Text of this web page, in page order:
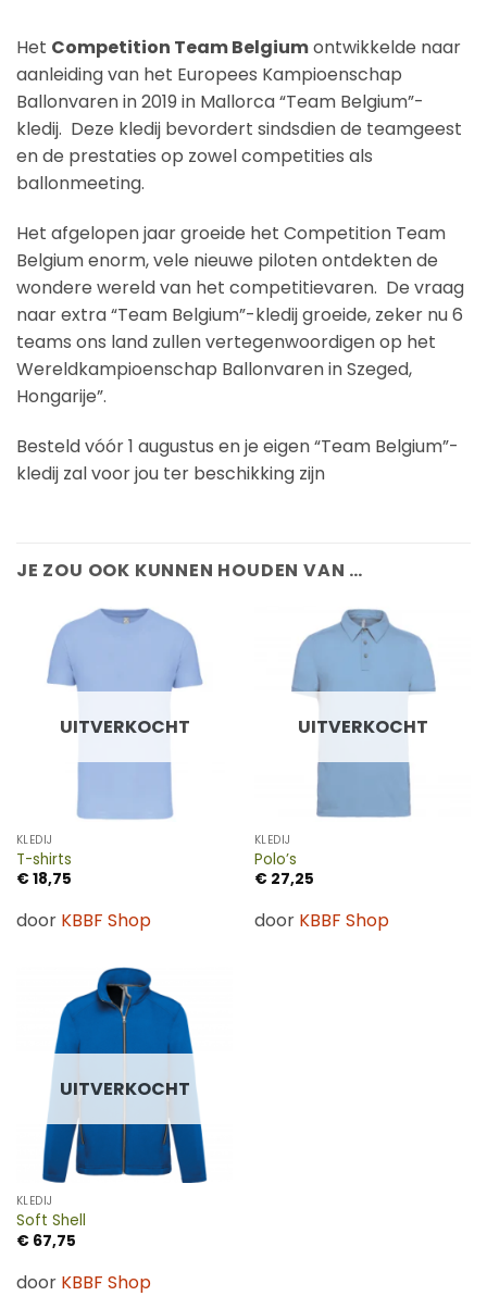
Het Competition Team Belgiumontwikkelde naar
aanleiding van het Europees Kampioenschap
Ballonvaren in 2019 in Mallorca “Team Belgium”-
kledij. Deze kledij bevordert sindsdien de teamgeest
en de prestaties op zowel competities als
ballonmeeting.
Het afgelopen jaar groeide het Competition Team
Belgium enorm, vele nieuwe piloten ontdekten de
wondere wereld van het competitievaren. De vraag
naar extra “Team Belgium”-kledij groeide, zeker nu 6
teams ons land zullen vertegenwoordigen op het
Wereldkampioenschap Ballonvaren in Szeged,
Hongarije”.
Besteld vóór 1 augustus en je eigen “Team Belgium”-
kledij zal voor jou ter beschikking zijn
JE ZOU OOK KUNNEN HOUDEN VAN …
UITVERKOCHT
KLEDIJ
T-shirts
€18,75
door KBBF Shop
UITVERKOCHT
KLEDIJ
Polo’s
€27,25
door KBBF Shop
UITVERKOCHT
KLEDIJ
Soft Shell
€67,75
door KBBF Shop